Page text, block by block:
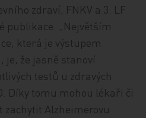
zdraví, FNKV a 3. LF
publikace. „Největším
která je výstupem
je, že jasně stanoví
testů u zdravých
Díky tomu mohou lékaři či
zachytit Alzheimerovu